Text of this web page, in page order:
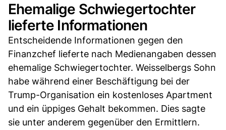
Ehemalige Schwiegertochter
lieferte Informationen
Entscheidende Informationen gegen den
Finanzchef lieferte nach Medienangaben dessen
ehemalige Schwiegertochter. Weisselbergs Sohn
habe während einer Beschäftigung bei der
Trump-Organisation ein kostenloses Apartment
und ein üppiges Gehalt bekommen. Dies sagte
sie unter anderem gegenüber den Ermittlern.